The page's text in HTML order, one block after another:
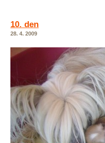
10. den
28. 4. 2009